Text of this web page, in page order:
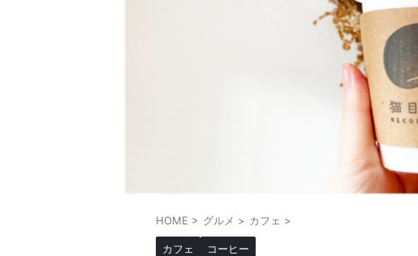
HOME > グルメ > カフェ >
カフェ コーヒー